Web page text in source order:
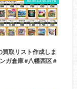
取リスト作成しま
ガ倉庫 #八幡西区 #